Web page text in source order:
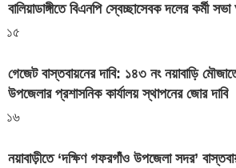
বালিয়াডাঙ্গীতে বিএনপি স্বেচ্ছাসেবক দলের কর্মী
১৫
গেজেট বাস্তবায়নের দাবি: ১৪৩ নং নয়াবাড়ি
উপজেলার প্রশাসনিক কার্যালয় স্থাপনের জোর দাবি
১৬
নয়াবাড়ীতে ‘দক্ষিণ গফরগাঁও উপজেলা সদর’